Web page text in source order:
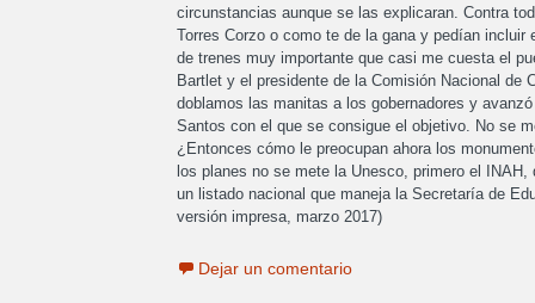
circunstancias aunque se las explicaran. Contra
Torres Corzo o como te de la gana y pedían
de trenes muy importante que casi me cuesta el
Bartlet y el presidente de la Comisión Nacional
doblamos las manitas a los gobernadores y
Santos con el que se consigue el objetivo. No se
¿Entonces cómo le preocupan ahora los
los planes no se mete la Unesco, primero el
un listado nacional que maneja la Secretaría de
versión impresa, marzo 2017)
Dejar un comentario